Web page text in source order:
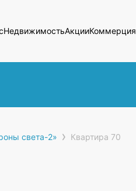
НедвижимостьАкцииКоммерция
света-2» › Квартира 70